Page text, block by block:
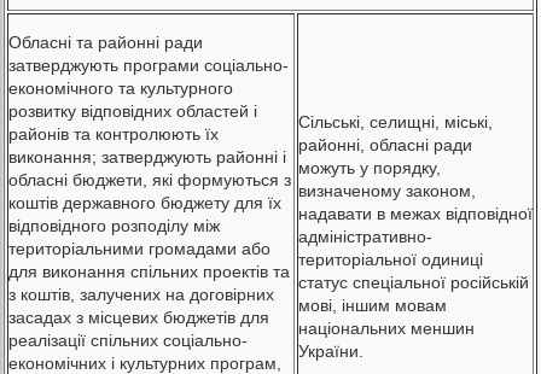
Обласні та районні ради
затверджують програми соціально-
економічного та культурного
розвитку відповідних областей і
районів та контролюють їх
виконання; затверджують районні і
обласні бюджети, які формуються з
коштів державного бюджету для їх
відповідного розподілу між
територіальними громадами або
для виконання спільних проектів та
з коштів, залучених на договірних
засадах з місцевих бюджетів для
реалізації спільних соціально-
економічних і культурних програм,
Сільські, селищні, міські,
районні, обласні ради
можуть у порядку,
визначеному законом,
надавати в межах відповідної
адміністративно-
територіальної одиниці
статус спеціальної російській
мові, іншим мовам
національних меншин
України.